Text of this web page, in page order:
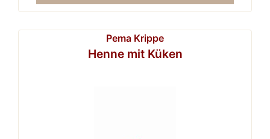
Pema Krippe
Henne mit Küken